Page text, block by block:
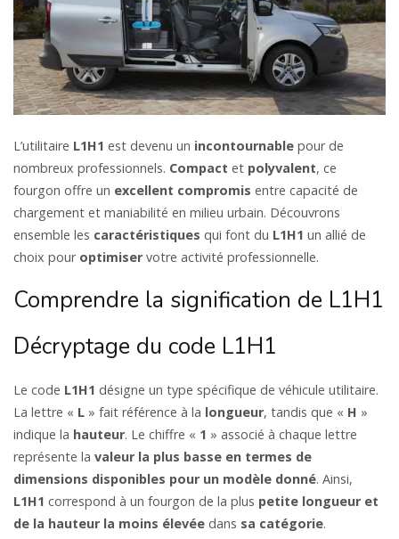
L’utilitaire L1H1 est devenu un incontournable pour de
nombreux professionnels. Compact et polyvalent, ce
fourgon offre un excellent compromis entre capacité de
chargement et maniabilité en milieu urbain. Découvrons
ensemble les caractéristiques qui font du L1H1 un allié de
choix pour optimiser votre activité professionnelle.
Comprendre la signification de L1H1
Décryptage du code L1H1
Le code L1H1 désigne un type spécifique de véhicule utilitaire.
La lettre « L » fait référence à la longueur, tandis que « H »
indique la hauteur. Le chiffre « 1 » associé à chaque lettre
représente la valeur la plus basse en termes de
dimensions disponibles pour un modèle donné. Ainsi,
L1H1 correspond à un fourgon de la plus petite longueur et
de la hauteur la moins élevée dans sa catégorie.